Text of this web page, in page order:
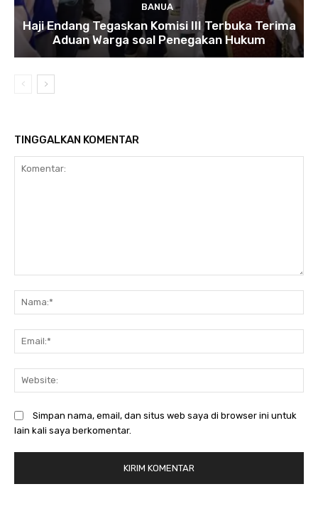
BANUA
Haji Endang Tegaskan Komisi III Terbuka Terima
Aduan Warga soal Penegakan Hukum
TINGGALKAN KOMENTAR
Simpan nama, email, dan situs web saya di browser ini untuk
lain kali saya berkomentar.